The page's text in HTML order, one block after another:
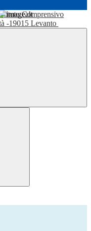
Istituto Comprensivo
-19015 Levanto